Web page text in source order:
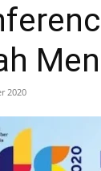
2020